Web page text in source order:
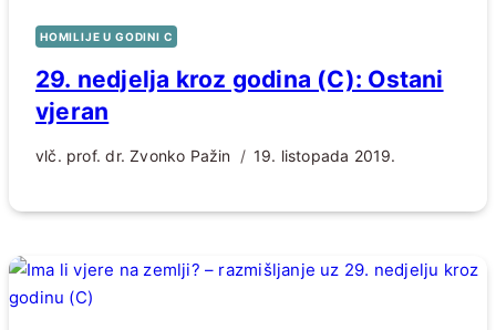
HOMILIJE U GODINI C
29. nedjelja kroz godina (C): Ostani
vjeran
vlč. prof. dr. Zvonko Pažin 19. listopada 2019.